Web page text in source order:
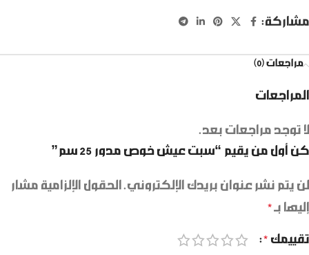
مشاركة:
مراجعات (0)
المراجعات
لا توجد مراجعات بعد.
كن أول من يقيم “سبت عيش خوص مدور 25 سم”
لن يتم نشر عنوان بريدك الإلكتروني. الحقول الإلزامية مشار
إليها بـ *
تقييمك *